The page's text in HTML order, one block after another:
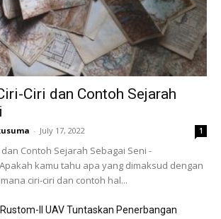
Ciri dan Contoh Sejarah
- July 17, 2022 1
Contoh Sejarah Sebagai Seni -
kamu tahu apa yang dimaksud dengan
ciri-ciri dan contoh hal...
Rustom-II UAV Tuntaskan Penerbangan